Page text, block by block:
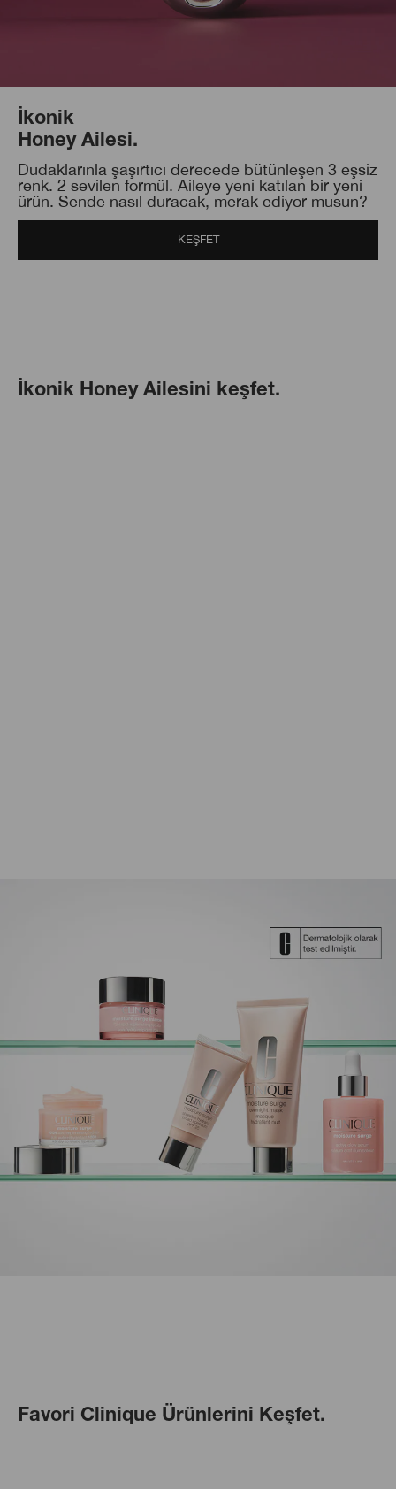
İkonik
Honey Ailesi.
Dudaklarınla şaşırtıcı derecede bütünleşen 3 eşsiz
renk. 2 sevilen formül. Aileye yeni katılan bir yeni
ürün. Sende nasıl duracak, merak ediyor musun?
KEŞFET
İkonik Honey Ailesini keşfet.
Favori Clinique Ürünlerini Keşfet.